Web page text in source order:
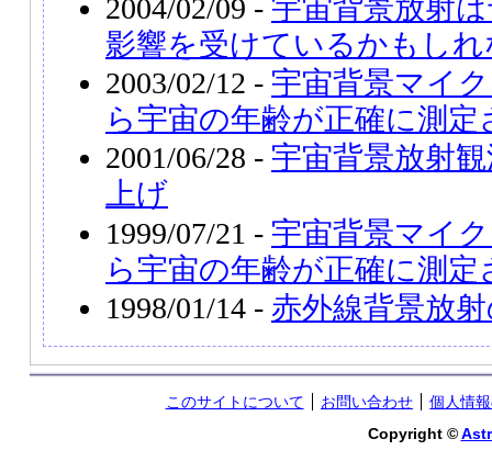
2004/02/09 - 宇宙背景放射
影響を受けているかもし
2003/02/12 - 宇宙背景マイ
ら宇宙の年齢が正確に測定
2001/06/28 - 宇宙背景放射
上げ
1999/07/21 - 宇宙背景マイ
ら宇宙の年齢が正確に測定
1998/01/14 - 赤外線背景放
このサイトについて お問い合わせ
個人情
Copyright ©